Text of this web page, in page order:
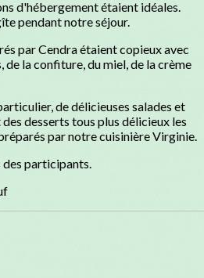
d'hébergement étaient idéales.
pendant notre séjour.
par Cendra étaient copieux avec
la confiture, du miel, de la crème
de délicieuses salades et
desserts tous plus délicieux les
par notre cuisinière Virginie.
des participants.